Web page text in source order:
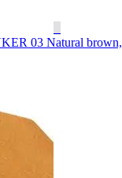
03 Natural brown,